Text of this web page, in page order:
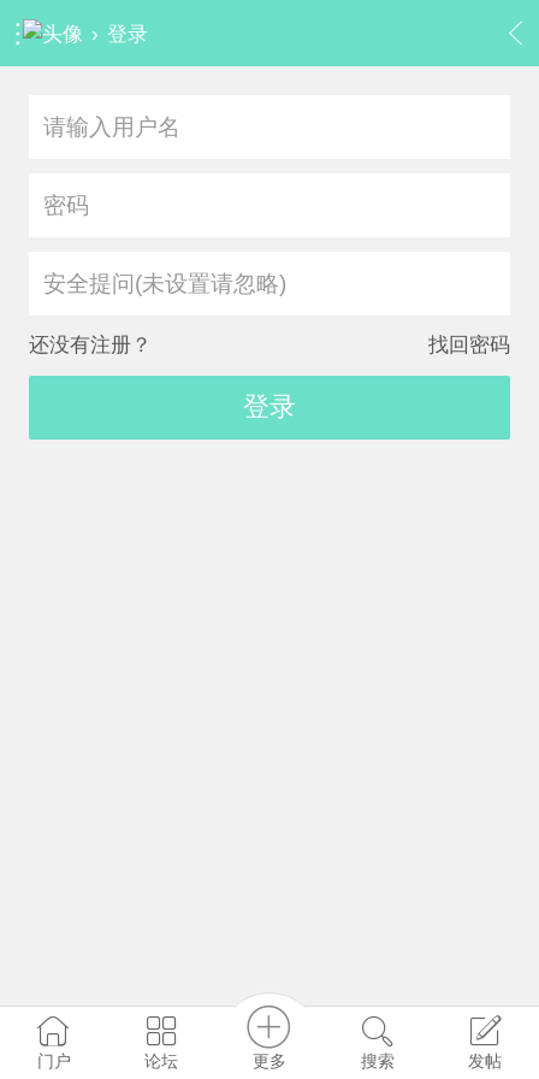
› 登录
安全提问(未设置请忽略)
还没有注册？ 找回密码
登录
门户 论坛 更多 搜索 发帖